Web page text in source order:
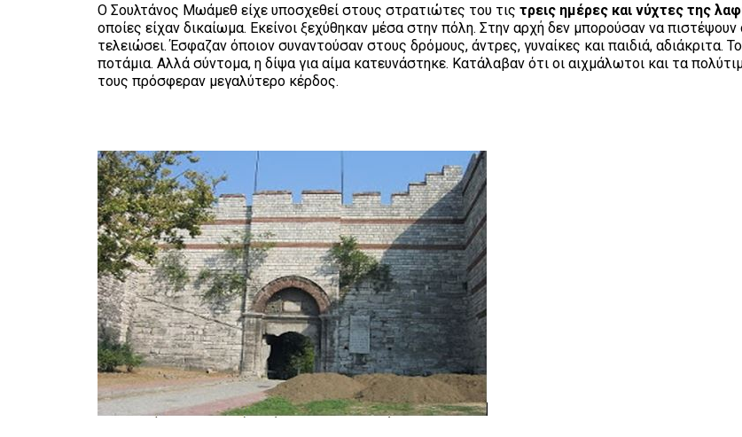
Ο Σουλτάνος Μωάμεθ είχε υποσχεθεί στους στρατιώτες του τιςτρεις ημέρες και νύχτες της
οποίες είχαν δικαίωμα. Εκείνοι ξεχύθηκαν μέσα στην πόλη. Στην αρχή δεν μπορούσαν να πιστέψουν
τελειώσει. Έσφαζαν όποιον συναντούσαν στους δρόμους, άντρες, γυναίκες και παιδιά, αδιάκριτα.
ποτάμια. Αλλά σύντομα, η δίψα για αίμα κατευνάστηκε. Κατάλαβαν ότι οι αιχμάλωτοι και τα
τους πρόσφεραν μεγαλύτερο κέρδος.